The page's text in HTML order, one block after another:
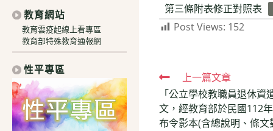
第三條附表修正對照表
Post Views: 152
Read
more
articles
上一篇文章
「公立學校教職員退休
文，經教育部於民國112
布令影本(含總說明、條
教育網站
教育雲疫起線上看專區
教育部特殊教育通報網
性平專區